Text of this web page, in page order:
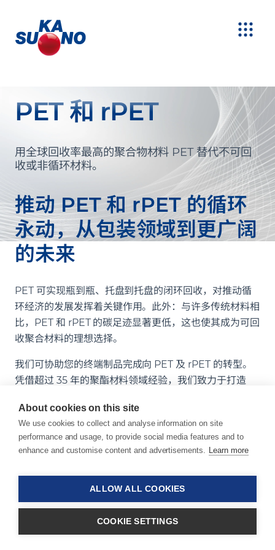
相关趋势
PET 和 rPET
用全球回收率最高的聚合物材料 PET 替代不可回
收或非循环材料。
推动 PET 和 rPET 的循环
永动，从包装领域到更广阔
的未来
PET 可实现瓶到瓶、托盘到托盘的闭环回收，对推动循
环经济的发展发挥着关键作用。此外：与许多传统材料相
比，PET 和 rPET 的碳足迹显著更低，这也使其成为可回
收聚合材料的理想选择。
我们可协助您的终端制品完成向 PET 及 rPET 的转型。
凭借超过 35 年的聚酯材料领域经验，我们致力于打造
广泛应用于各行各业、各种产品及多样化的工艺流程之
中。
我们产品的主要应用领域
rPET – 再生聚对苯二甲酸乙二醇酯
OB rPET – 海洋来源再生聚对苯二甲酸乙二醇酯
About cookies on this site
We use cookies to collect and analyse information on site
performance and usage, to provide social media features and to
enhance and customise content and advertisements. Learn more
ALLOW ALL COOKIES
COOKIE SETTINGS